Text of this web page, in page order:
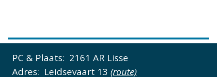
PC & Plaats: 2161 AR Lisse
Adres: Leidsevaart 13 (route)